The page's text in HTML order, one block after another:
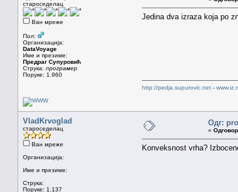
староседелац
Ван мреже
Пол:
Организација:
DataVoyage
Име и презиме:
Предраг Супуровић
Струка: програмер
Поруке: 1.960
Jedina dva izraza koja po
http://pedja.supurovic.net -
VladKrvoglad
староседелац
Ван мреже
Организација:
Име и презиме:
Струка:
Поруке: 1.137
Одг:
«
Konveksnost vrha?